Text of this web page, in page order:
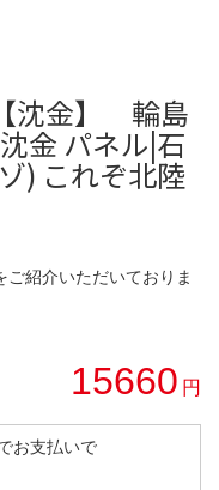
沈金】 輪島
金 パネル|石
) これぞ北陸
紹介いただいておりま
15660 円
お支払いで